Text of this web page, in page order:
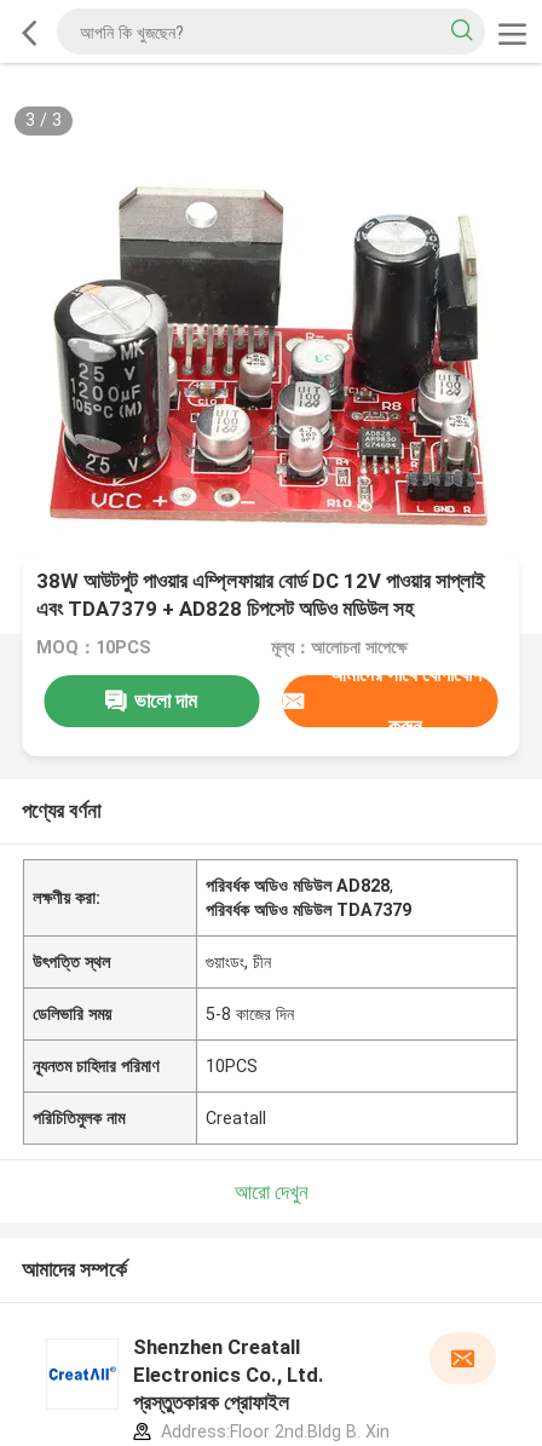
3 / 3
38W আউটপুট পাওয়ার এম্প্লিফায়ার বোর্ড DC 12V পাওয়ার সাপ্লাই
এবং TDA7379 + AD828 চিপসেট অডিও মডিউল সহ
MOQ：10PCS মূল্য：আলোচনা সাপেক্ষে
ভালো দাম
আমাদের সাথে যোগাযোগ
করুন
পণ্যের বর্ণনা
লক্ষণীয় করা:
পরিবর্ধক অডিও মডিউল AD828,
পরিবর্ধক অডিও মডিউল TDA7379
উৎপত্তি স্থল গুয়াংডং, চীন
ডেলিভারি সময় 5-8 কাজের দিন
ন্যূনতম চাহিদার পরিমাণ 10PCS
পরিচিতিমুলক নাম Creatall
আরো দেখুন
আমাদের সম্পর্কে
Shenzhen Creatall
Electronics Co., Ltd.
প্রস্তুতকারক প্রোফাইল
Address:Floor 2nd.Bldg B. Xin